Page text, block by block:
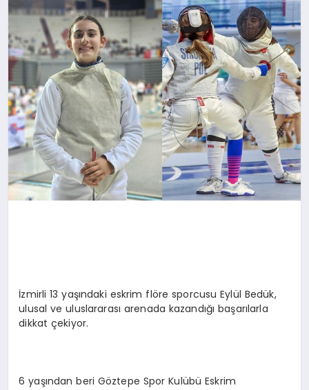
SAĞLIK
SIYASET
SPOR
TEKNOLOJI
İzmirli 13 yaşındaki eskrim flöre sporcusu Eylül Bedük,
ulusal ve uluslararası arenada kazandığı başarılarla
dikkat çekiyor.
6 yaşından beri Göztepe Spor Kulübü Eskrim